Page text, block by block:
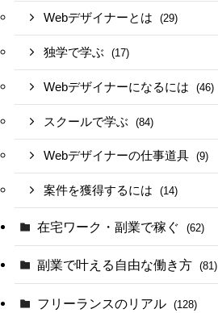
Webデザイナーとは (29)
独学で学ぶ (17)
Webデザイナーになるには (46)
スクールで学ぶ (84)
Webデザイナーの仕事道具 (9)
案件を獲得するには (14)
在宅ワーク・副業で稼ぐ (62)
副業で叶える自由な働き方 (81)
フリーランスのリアル (128)